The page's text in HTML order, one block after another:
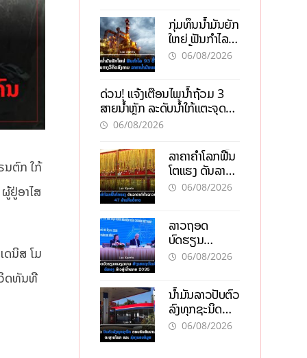
ນຕົກ ໃກ້
ຢູ່ອາໄສ
ດນິສ ໂມ
ດທັນທີ
информациейກຸ່ມທຶນນ້ຳມັນຍັກ
ໃຫຍ່ ຟັນກຳໄລ
93 ຕື້ໂດລາ
ນໍ້າມັນແພງ
06/08/2026
ດ່ວນ! ແຈ້ງເຕືອນໄພນໍ້າຖ້ວມ 3
ສາຍນໍ້າຫຼັກ ລະດັບນໍ້າໃກ້ແຕະຈຸດ
ອັນຕະລາຍ
06/08/2026
ລາຄາຄຳໂລກຟື້ນ
ໂຕແຮງ ດັນລາຄາ
ຄຳໃນລາວທະລຸ
06/08/2026
ລາວຖອດ
ບົດຮຽນ
ຫວຽດນາມ ສ້າງ
ເປົ້າໝາຍ 2035
06/08/2026
ນໍ້າມັນລາວປັບຕົວ
ລົງທຸກຊະນິດ
ຕອບຮັບສັນຍານ
06/08/2026